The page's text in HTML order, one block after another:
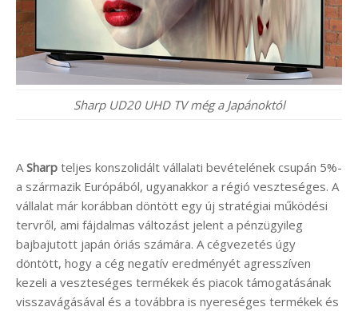
Sharp UD20 UHD TV még a Japánoktól
A Sharp teljes konszolidált vállalati bevételének csupán 5%-
a származik Európából, ugyanakkor a régió veszteséges. A
vállalat már korábban döntött egy új stratégiai működési
tervről, ami fájdalmas változást jelent a pénzügyileg
bajbajutott japán óriás számára. A cégvezetés úgy
döntött, hogy a cég negatív eredményét agresszíven
kezeli a veszteséges termékek és piacok támogatásának
visszavágásával és a továbbra is nyereséges termékek és